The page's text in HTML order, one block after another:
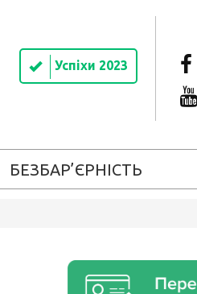
Успіхи 2023
БЕЗБАР’ЄРНІСТЬ